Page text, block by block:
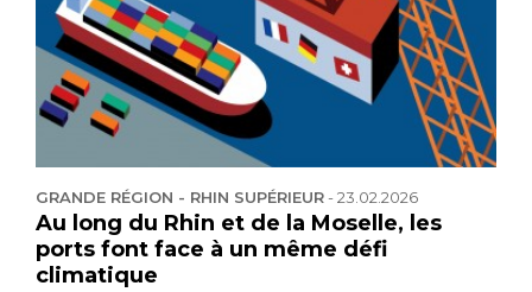
GRANDE RÉGION - RHIN SUPÉRIEUR-23.02.2026
Au long du Rhin et de la Moselle, les
ports font face à un même défi
climatique